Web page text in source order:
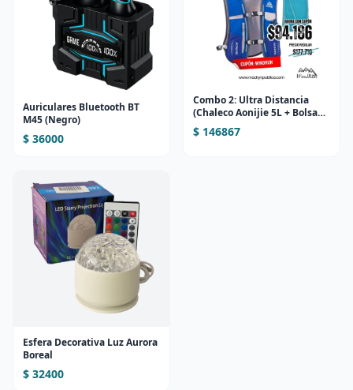
Auriculares Bluetooth BT
M45 (Negro)
$ 36000
Combo 2: Ultra Distancia
(Chaleco Aonijie 5L + Bolsa
2L)
$ 146867
Esfera Decorativa Luz Aurora
Boreal
$ 32400